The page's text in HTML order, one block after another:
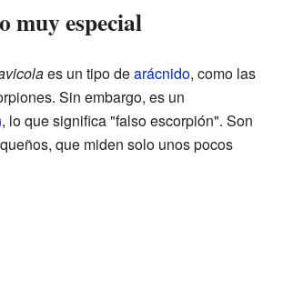
muy especial
es un tipo dearácnido, como las
Sin embargo, es un
, lo que significa "falso escorpión". Son
que miden solo unos pocos